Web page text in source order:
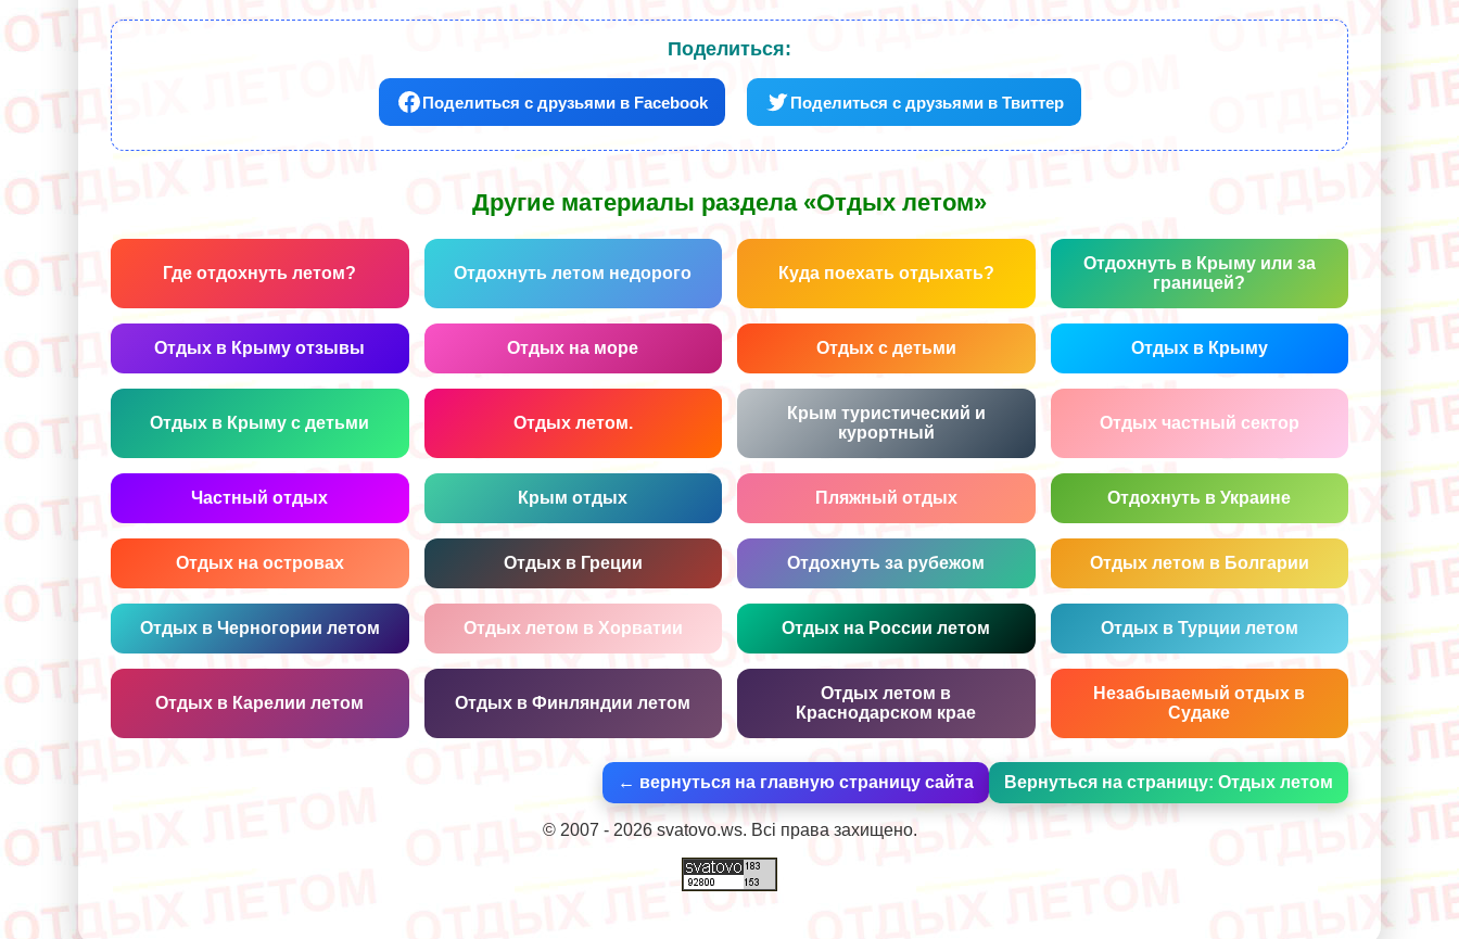
Поделиться:
Поделиться с друзьями в Facebook Поделиться с друзьями в Твиттер
Другие материалы раздела «Отдых летом»
Где отдохнуть летом? Отдохнуть летом недорого Куда поехать отдыхать?
Отдохнуть в Крыму или за
границей?
Отдых в Крыму отзывы Отдых на море Отдых с детьми Отдых в Крыму
Отдых в Крыму с детьми Отдых летом.
Крым туристический и
курортный
Отдых частный сектор
Частный отдых Крым отдых Пляжный отдых Отдохнуть в Украине
Отдых на островах Отдых в Греции Отдохнуть за рубежом Отдых летом в Болгарии
Отдых в Черногории летом Отдых летом в Хорватии Отдых на России летом Отдых в Турции летом
Отдых в Карелии летом Отдых в Финляндии летом
Отдых летом в
Краснодарском крае
Незабываемый отдых в
Судаке
← вернуться на главную страницу сайта Вернуться на страницу: Отдых летом
© 2007 - 2026 svatovo.ws. Всі права захищено.